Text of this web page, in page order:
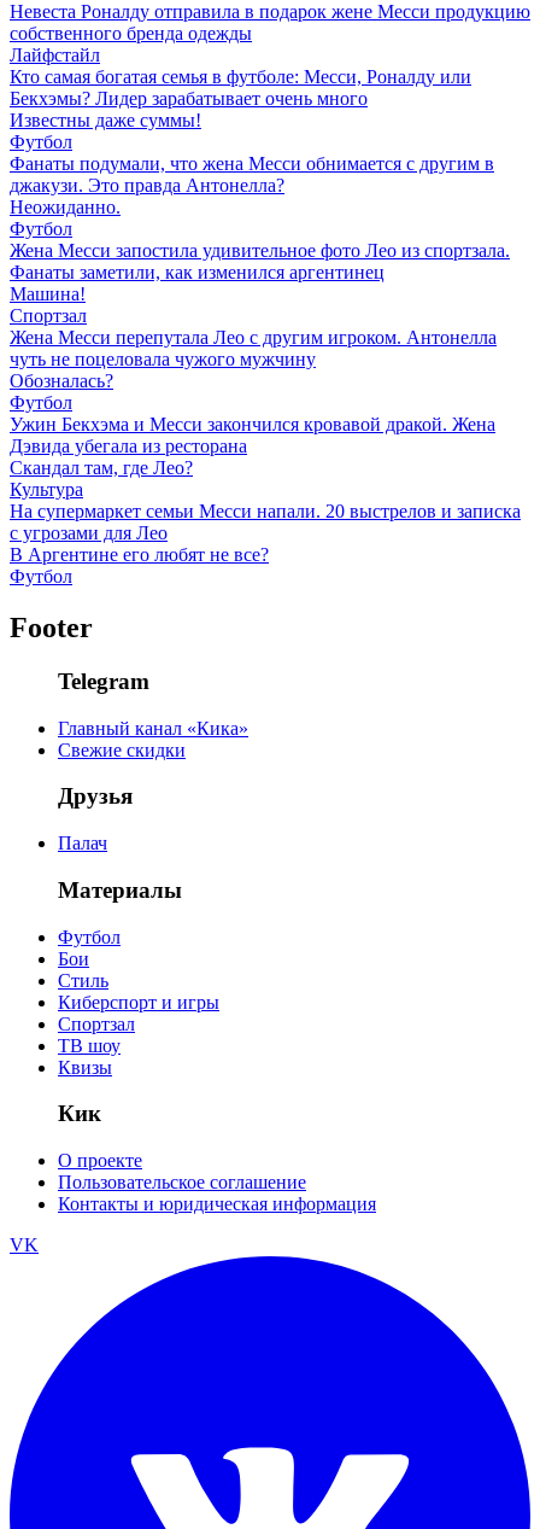
Невеста Роналду отправила в подарок жене Месси продукцию
собственного бренда одежды
Лайфстайл
Кто самая богатая семья в футболе: Месси, Роналду или
Бекхэмы? Лидер зарабатывает очень много
Известны даже суммы!
Футбол
Фанаты подумали, что жена Месси обнимается с другим в
джакузи. Это правда Антонелла?
Неожиданно.
Футбол
Жена Месси запостила удивительное фото Лео из спортзала.
Фанаты заметили, как изменился аргентинец
Машина!
Спортзал
Жена Месси перепутала Лео с другим игроком. Антонелла
чуть не поцеловала чужого мужчину
Обозналась?
Футбол
Ужин Бекхэма и Месси закончился кровавой дракой. Жена
Дэвида убегала из ресторана
Скандал там, где Лео?
Культура
На супермаркет семьи Месси напали. 20 выстрелов и записка
с угрозами для Лео
В Аргентине его любят не все?
Футбол
Footer
Telegram
Главный канал «Кика»
Свежие скидки
Друзья
Палач
Материалы
Футбол
Бои
Стиль
Киберспорт и игры
Спортзал
ТВ шоу
Квизы
Кик
О проекте
Пользовательское соглашение
Контакты и юридическая информация
VK